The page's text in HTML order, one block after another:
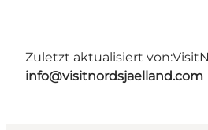
Zuletzt aktualisiert von:
info@visitnordsjaelland.com